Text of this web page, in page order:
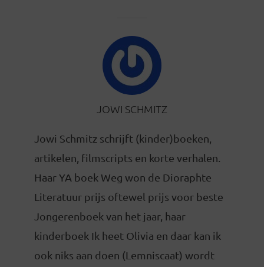
JOWI SCHMITZ
Jowi Schmitz schrijft (kinder)boeken,
artikelen, filmscripts en korte verhalen.
Haar YA boek Weg won de Dioraphte
Literatuur prijs oftewel prijs voor beste
Jongerenboek van het jaar, haar
kinderboek Ik heet Olivia en daar kan ik
ook niks aan doen (Lemniscaat) wordt